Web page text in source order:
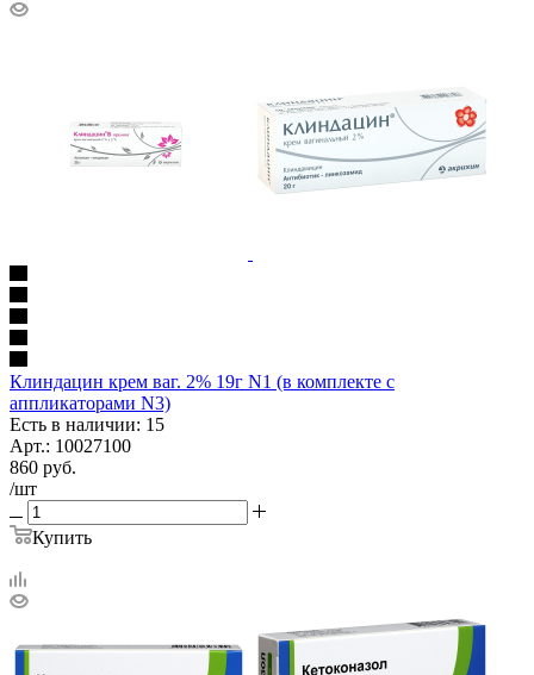
Клиндацин крем ваг. 2% 19г N1 (в комплекте с
аппликаторами N3)
Есть в наличии: 15
Арт.: 10027100
860 руб.
/шт
Купить